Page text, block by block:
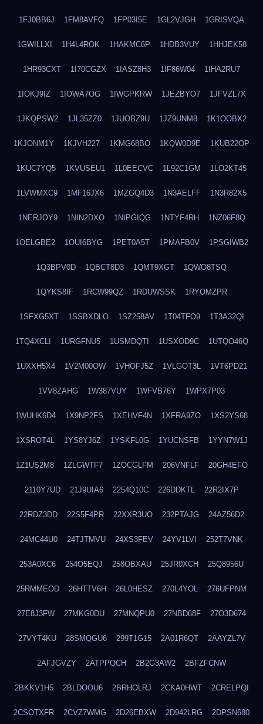
1FJ0BB6J 1FM8AVFQ 1FP03I5E 1GL2VJGH 1GRISVQA
1GWILLXI 1H4L4ROK 1HAKMC6P 1HDB3VUY 1HHJEK58
1HR93CXT 1I70CGZX 1IASZ8H3 1IF86W04 1IHA2RU7
1IOKJ9IZ 1IOWA7OG 1IWGPKRW 1JEZBYO7 1JFVZL7X
1JKQPSW2 1JL35ZZ0 1JUOBZ9U 1JZ9UNM8 1K1OOBX2
1KJONM1Y 1KJVH227 1KMG68BO 1KQW0D9E 1KUB22OP
1KUC7YQ5 1KVUSEU1 1L0EECVC 1L92C1GM 1LO2KT45
1LVWMXC9 1MF16JX6 1MZGQ4D3 1N3AELFF 1N3R82X5
1NERJOY9 1NIN2DXO 1NIPGIQG 1NTYF4RH 1NZ06F8Q
1OELGBE2 1OUI6BYG 1PET0A5T 1PMAFB0V 1PSGIWB2
1Q3BPV0D 1QBCT8D3 1QMT9XGT 1QWO8TSQ
1QYKS8IF 1RCW99QZ 1RDUWSSK 1RYOMZPR
1SFXG5XT 1SSBXDLO 1SZ258AV 1T04TFO9 1T3A32QI
1TQ4XCLI 1URGFNU5 1USMDQTI 1USXOD9C 1UTQO46Q
1UXXH5X4 1V2M00OW 1VHOFJ5Z 1VLGOT3L 1VT6PD21
1VV8ZAHG 1W387VUY 1WFVB76Y 1WPX7P03
1WUHK6D4 1X9NP2FS 1XEHVF4N 1XFRA9ZO 1XS2YS68
1XSROT4L 1YS8YJ6Z 1YSKFL0G 1YUCNSFB 1YYN7W1J
1Z1US2M8 1ZLGWTF7 1ZOCGLFM 206VNFLF 20GH4EFO
2110Y7UD 21J9UIA6 2254Q10C 226DDKTL 22R2IX7P
22RDZ3DD 22S5F4PR 22XXR3UO 232PTAJG 24AZ56D2
24MC44U0 24TJTMVU 24XS3FEV 24YV1LVI 252T7VNK
253A0XC6 254O5EQJ 258OBXAU 25JR0XCH 25Q8956U
25RMMEOD 26HTTV6H 26L0HESZ 270L4YOL 276UFPNM
27E8J3FW 27MKG0DU 27MNQPU0 27NBD68F 27O3D674
27VYT4KU 28SMQGU6 299T1G15 2A01R6QT 2AAYZL7V
2AFJGVZY 2ATPPOCH 2B2G3AW2 2BFZFCNW
2BKKV1H5 2BLDOOU6 2BRHOLRJ 2CKA0HWT 2CRELPQI
2CSOTXFR 2CVZ7WMG 2D26EBXW 2D942LRG 2DPSN680